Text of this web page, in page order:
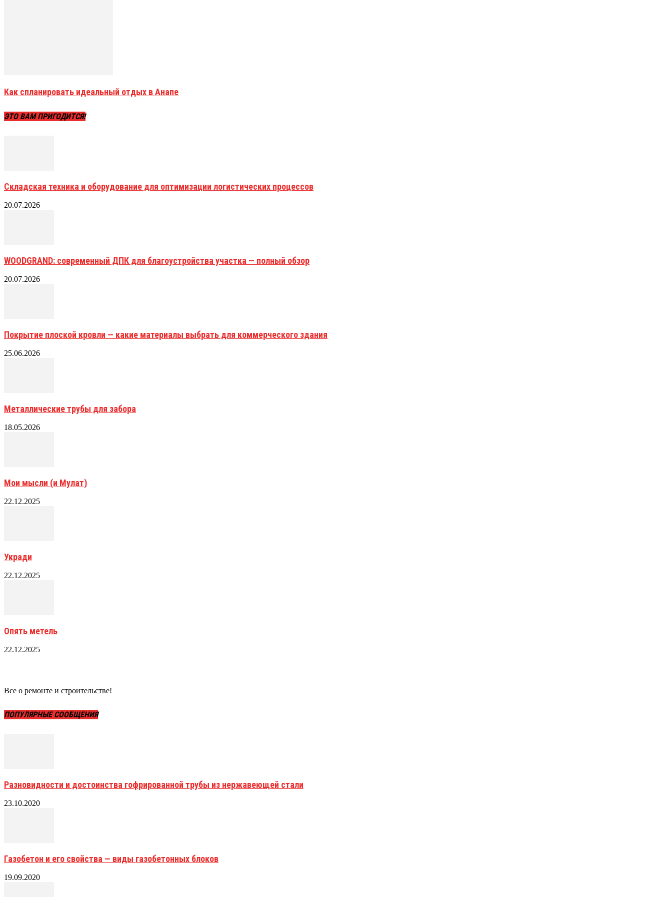
Как спланировать идеальный отдых в Анапе
ЭТО ВАМ ПРИГОДИТСЯ!
Складская техника и оборудование для оптимизации логистических процессов
20.07.2026
WOODGRAND: современный ДПК для благоустройства участка — полный обзор
20.07.2026
Покрытие плоской кровли — какие материалы выбрать для коммерческого здания
25.06.2026
Металлические трубы для забора
18.05.2026
Мои мысли (и Мулат)
22.12.2025
Укради
22.12.2025
Опять метель
22.12.2025
Все о ремонте и строительстве!
ПОПУЛЯРНЫЕ СООБЩЕНИЯ
Разновидности и достоинства гофрированной трубы из нержавеющей стали
23.10.2020
Газобетон и его свойства — виды газобетонных блоков
19.09.2020